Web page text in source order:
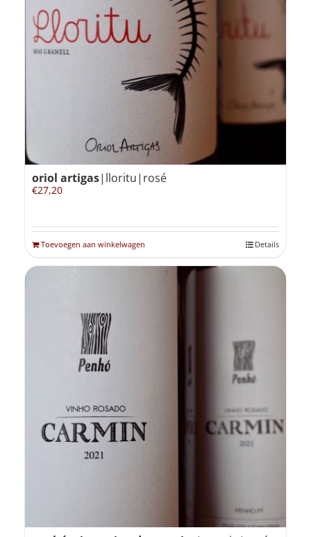
oriol artigas|lloritu|rosé
€27,20
Toevoegen aan winkelwagen Details